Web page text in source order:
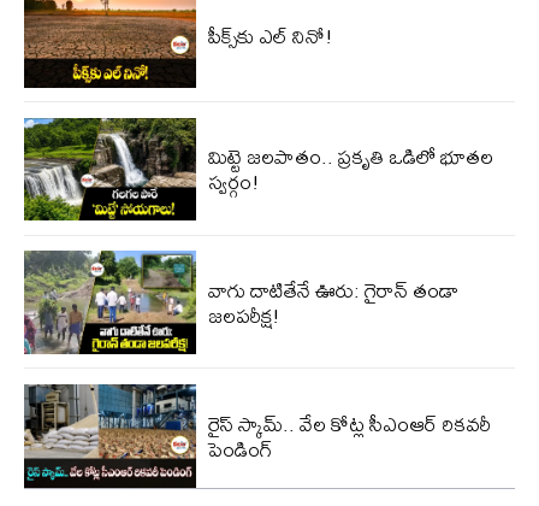
పీక్స్‌కు ఎల్‌ నినో!
మిట్టె జలపాతం.. ప్రకృతి ఒడిలో భూతల
స్వర్గం!
వాగు దాటితేనే ఊరు: గైరాన్ తండా
జలపరీక్ష!
రైస్ స్కామ్.. వేల కోట్ల‌ సీఎంఆర్ రికవరీ
పెండింగ్